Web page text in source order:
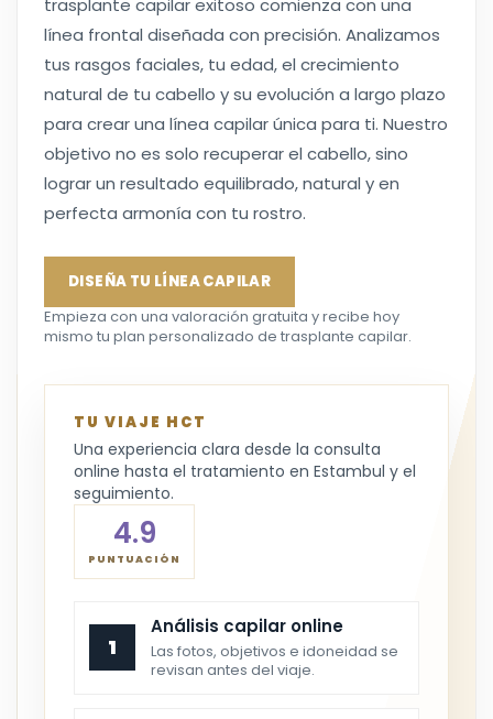
línea frontal diseñada con precisión. Analizamos
tus rasgos faciales, tu edad, el crecimiento
natural de tu cabello y su evolución a largo plazo
para crear una línea capilar única para ti. Nuestro
objetivo no es solo recuperar el cabello, sino
lograr un resultado equilibrado, natural y en
perfecta armonía con tu rostro.
DISEÑA TU LÍNEA CAPILAR
Empieza con una valoración gratuita y recibe hoy
mismo tu plan personalizado de trasplante capilar.
TU VIAJE HCT
Una experiencia clara desde la consulta
online hasta el tratamiento en Estambul y el
seguimiento.
4.9
PUNTUACIÓN
1
Análisis capilar online
Las fotos, objetivos e idoneidad se
revisan antes del viaje.